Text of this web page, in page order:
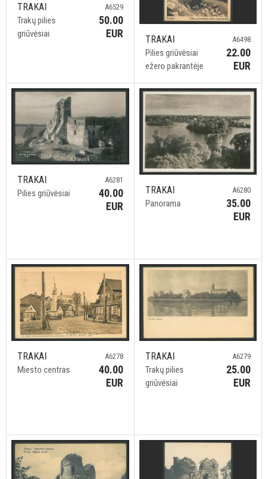
TRAKAI
Trakų pilies
griūvėsiai
A6529
50.00
EUR
TRAKAI
Pilies griūvėsiai
ežero pakrantėje
A6498
22.00
EUR
TRAKAI
Pilies griūvėsiai
A6281
40.00
EUR
TRAKAI
Panorama
A6280
35.00
EUR
TRAKAI
Miesto centras
A6278
40.00
EUR
TRAKAI
Trakų pilies
griūvėsiai
A6279
25.00
EUR